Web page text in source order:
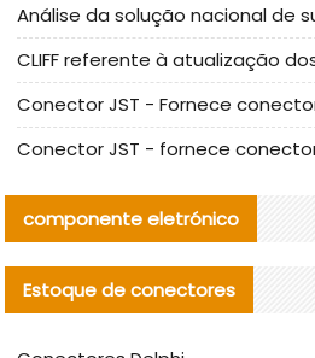
componente eletrónico
Estoque de conectores